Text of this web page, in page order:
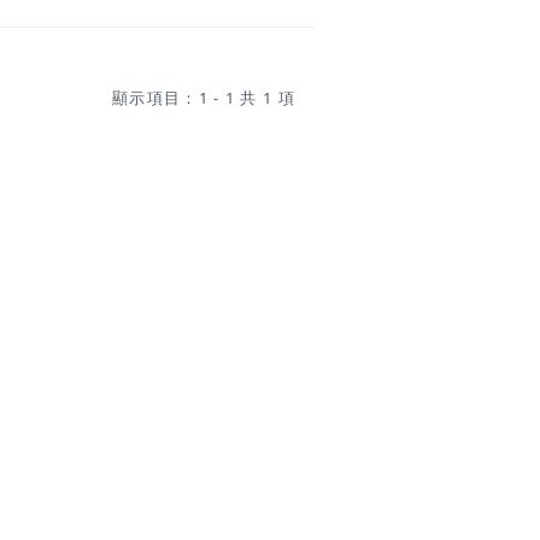
顯示項目：1 - 1 共 1 項